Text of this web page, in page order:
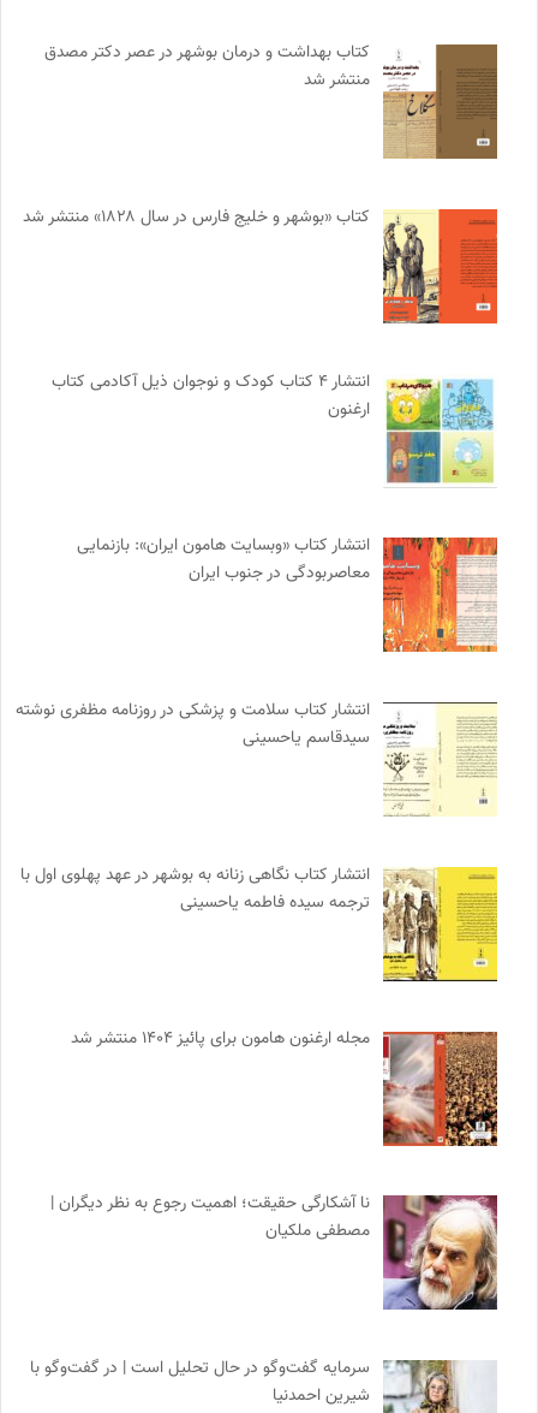
کتاب بهداشت و درمان بوشهر در عصر دکتر مصدق
منتشر شد
کتاب «بوشهر و خلیج فارس در سال ۱۸۲۸» منتشر شد
انتشار ۴ کتاب کودک و نوجوان ذیل آکادمی کتاب
ارغنون
انتشار کتاب «وبسایت هامون ایران»: بازنمایی
معاصربودگی در جنوب ایران
انتشار کتاب سلامت و پزشکی در روزنامه مظفری نوشته
سیدقاسم یاحسینی
انتشار کتاب نگاهی زنانه به بوشهر در عهد پهلوی اول با
ترجمه سیده فاطمه یاحسینی
مجله ارغنون هامون برای پائیز ۱۴۰۴ منتشر شد
نا آشکارگی حقیقت؛ اهمیت رجوع به نظر دیگران |
مصطفی ملکیان
سرمایه گفت‌وگو در حال تحلیل است | در گفت‌وگو با
شیرین احمدنیا